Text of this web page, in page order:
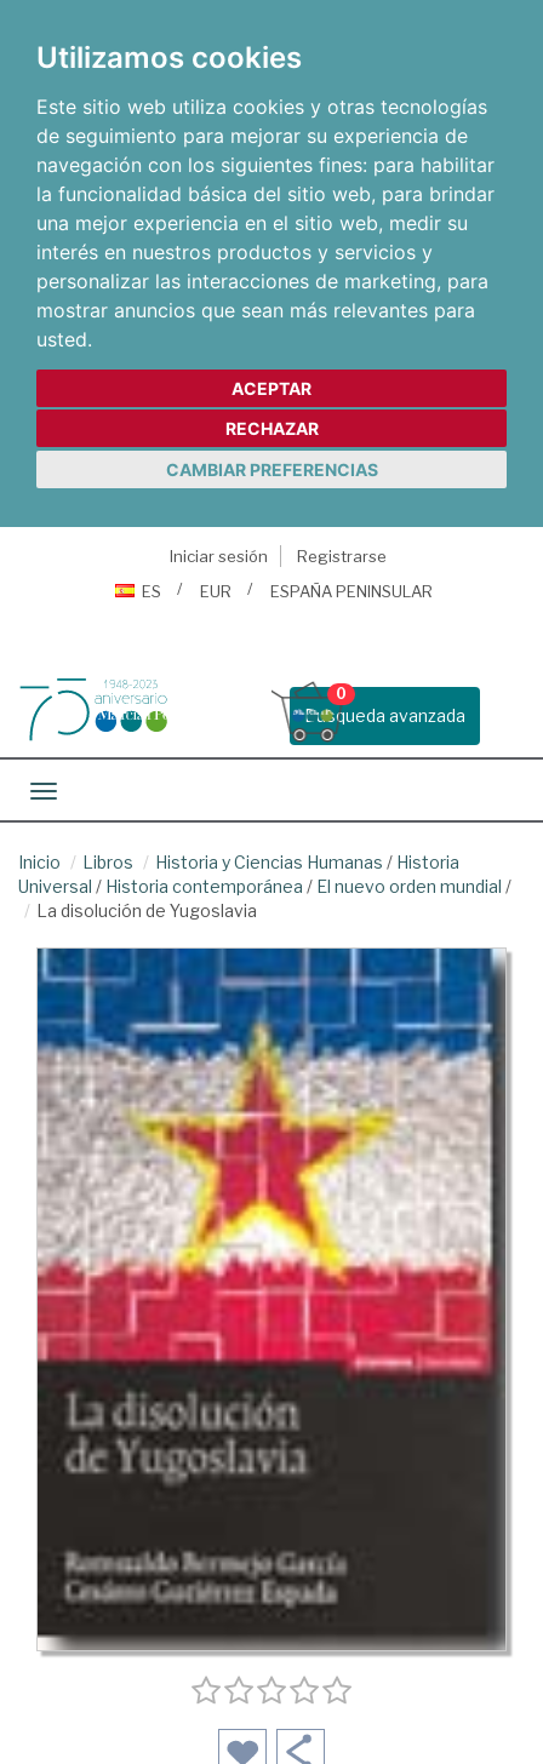
Utilizamos cookies
Este sitio web utiliza cookies y otras tecnologías
de seguimiento para mejorar su experiencia de
navegación con los siguientes fines: para habilitar
la funcionalidad básica del sitio web, para brindar
una mejor experiencia en el sitio web, medir su
interés en nuestros productos y servicios y
personalizar las interacciones de marketing, para
mostrar anuncios que sean más relevantes para
usted.
ACEPTAR
RECHAZAR
CAMBIAR PREFERENCIAS
Iniciar sesión
Registrarse
ES
EUR ESPAÑA PENINSULAR
Busqueda avanzada
0
Toggle navigation
Inicio Libros Historia y Ciencias Humanas / Historia
Universal / Historia contemporánea / El nuevo orden mundial /
La disolución de Yugoslavia